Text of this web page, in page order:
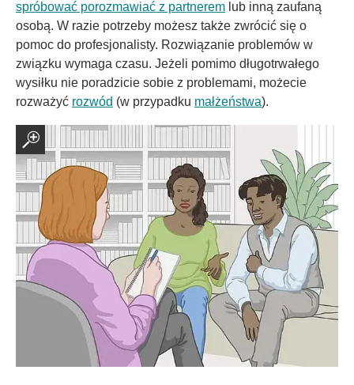
spróbować porozmawiać z partnerem lub inną zaufaną
osobą. W razie potrzeby możesz także zwrócić się o
pomoc do profesjonalisty. Rozwiązanie problemów w
związku wymaga czasu. Jeżeli pomimo długotrwałego
wysiłku nie poradzicie sobie z problemami, możecie
rozważyć rozwód (w przypadku małżeństwa).